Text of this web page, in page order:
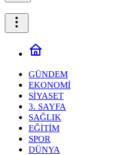
GÜNDEM
EKONOMİ
SİYASET
3. SAYFA
SAĞLIK
EĞİTİM
SPOR
DÜNYA